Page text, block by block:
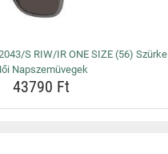
S RIW/IR ONE SIZE (56) Szürke
Napszemüvegek
43790 Ft